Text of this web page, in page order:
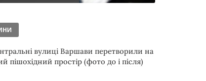
вулиці Варшави перетворили на
пішохідний простір (фото до і після)